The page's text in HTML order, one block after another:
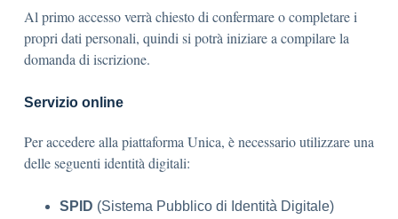
Al primo accesso verrà chiesto di confermare o completare i
propri dati personali, quindi si potrà iniziare a compilare la
domanda di iscrizione.
Servizio online
Per accedere alla piattaforma Unica, è necessario utilizzare una
delle seguenti identità digitali:
SPID (Sistema Pubblico di Identità Digitale)